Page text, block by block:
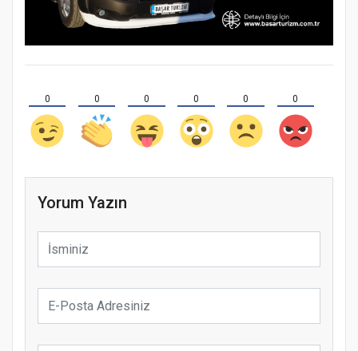
0 0 0 0 0 0
Yorum Yazın